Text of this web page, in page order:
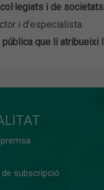
i de
i d’especialista.
que li atribueixi
subscripció